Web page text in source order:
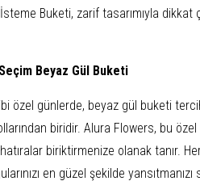
Buketi, zarif tasarımıyla dikkat
Beyaz Gül Buketi
özel günlerde, beyaz gül buketi
biridir. Alura Flowers, bu özel
biriktirmenize olanak tanır.
en güzel şekilde yansıtmanızı